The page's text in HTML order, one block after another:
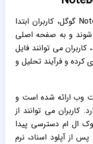
برای استفاده از نرم ‌افزار NotebookLM گوگل، کاربران ابتدا
شوند و به صفحه اصلی
کاربران می‌ توانند فایل‌
کرده و فرآیند تحلیل و
وب ارائه شده است و
کاربران می ‌توانند از
ال ام دسترسی پیدا
از آپلود اسناد، نرم